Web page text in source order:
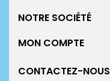
NOTRE SOCIÉTÉ
MON COMPTE
CONTACTEZ-NOUS